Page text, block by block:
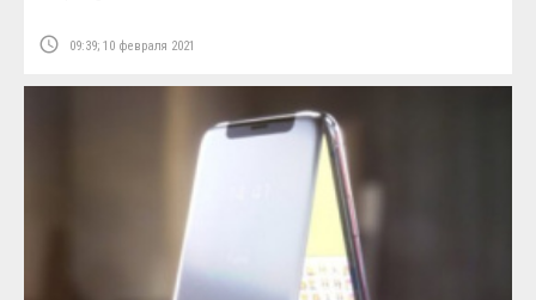
access_time 09:39; 10 февраля 2021